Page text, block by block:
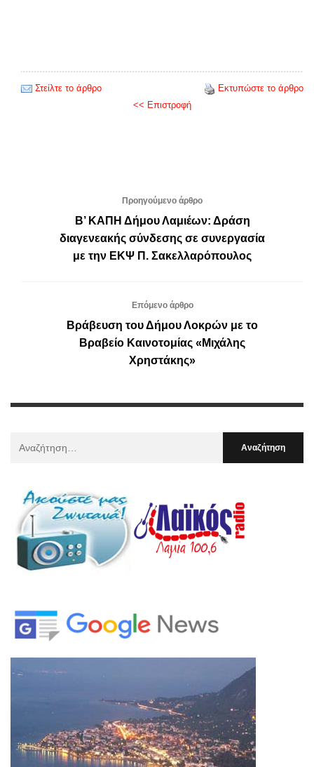
Στείλτε το άρθρο
Εκτυπώστε το άρθρο
<< Επιστροφή
Προηγούμενο άρθρο
Β’ ΚΑΠΗ Δήμου Λαμιέων: Δράση
διαγενεακής σύνδεσης σε συνεργασία
με την ΕΚΨ Π. Σακελλαρόπουλος
Επόμενο άρθρο
Βράβευση του Δήμου Λοκρών με το
Βραβείο Καινοτομίας «Μιχάλης
Χρηστάκης»